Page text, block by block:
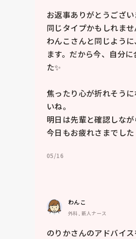
お返事ありがとうござ
同じタイプかもしれま
わんこさんと同じよう
ます。だから今、自分
た✨
焦ったり心が折れそう
いね。
明日は先輩と確認しな
05/16
わんこ
外科, 新人ナース
のりかさんのアドバイ